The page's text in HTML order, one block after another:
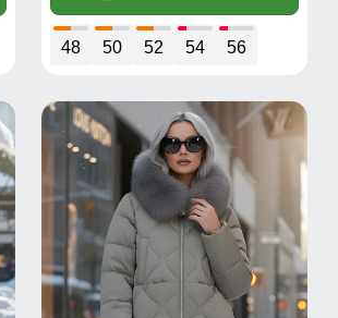
48 50 52 54 56